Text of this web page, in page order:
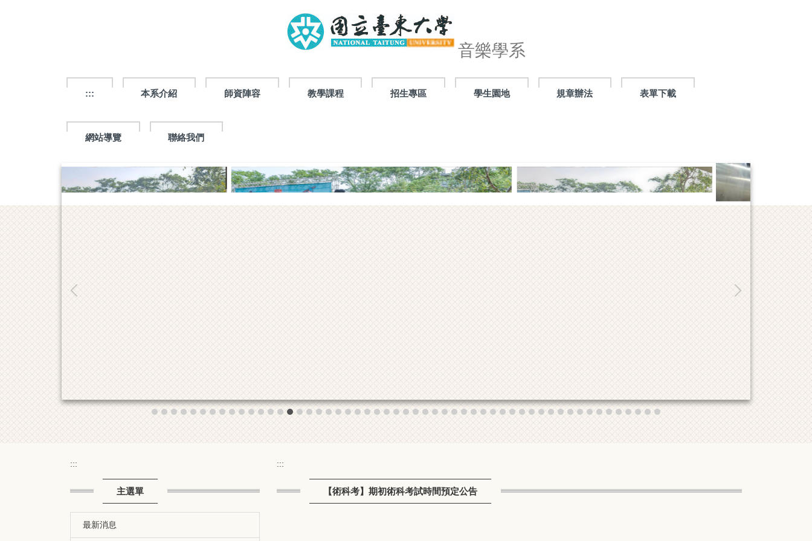
音樂學系
::: 本系介紹 師資陣容 教學課程 招生專區 學生園地 規章辦法 表單下載
網站導覽 聯絡我們
:::
主選單
最新消息
:::
【術科考】期初術科考試時間預定公告